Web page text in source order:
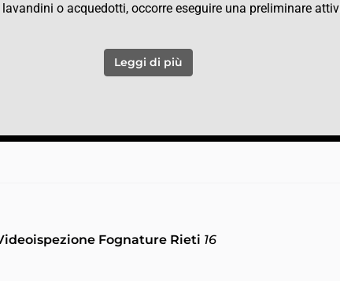
o acquedotti, occorre eseguire una preliminare
Leggi di più
Fognature Rieti 16